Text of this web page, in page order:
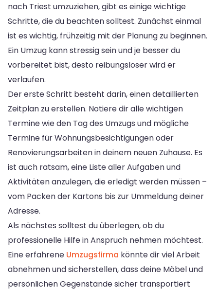
nach Triest umzuziehen, gibt es einige wichtige
Schritte, die du beachten solltest. Zunächst einmal
ist es wichtig, frühzeitig mit der Planung zu beginnen.
Ein Umzug kann stressig sein und je besser du
vorbereitet bist, desto reibungsloser wird er
verlaufen.
Der erste Schritt besteht darin, einen detaillierten
Zeitplan zu erstellen. Notiere dir alle wichtigen
Termine wie den Tag des Umzugs und mögliche
Termine für Wohnungsbesichtigungen oder
Renovierungsarbeiten in deinem neuen Zuhause. Es
ist auch ratsam, eine Liste aller Aufgaben und
Aktivitäten anzulegen, die erledigt werden müssen –
vom Packen der Kartons bis zur Ummeldung deiner
Adresse.
Als nächstes solltest du überlegen, ob du
professionelle Hilfe in Anspruch nehmen möchtest.
Eine erfahrene Umzugsfirma könnte dir viel Arbeit
abnehmen und sicherstellen, dass deine Möbel und
persönlichen Gegenstände sicher transportiert